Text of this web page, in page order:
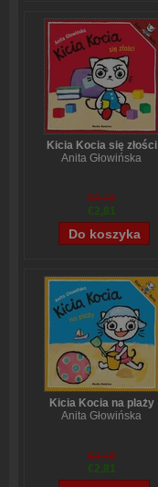
Kicia Kocia się złości
Anita Głowińska
€3,46
€2,81
Kicia Kocia na plaży
Anita Głowińska
€3,46
€2,81